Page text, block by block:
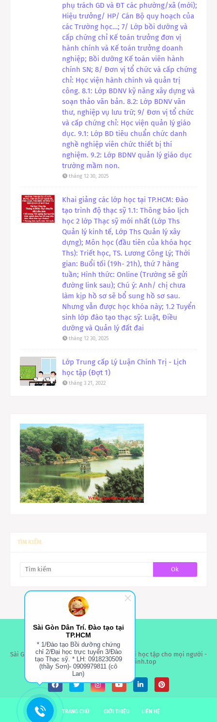
phụ trách GD và ĐT các phường/xã (mới);
Hiệu trưởng/ HP/ Cán Bộ quy hoạch của
các Trường học…; 7/ Lớp bồi dưỡng và
cấp chứng chỉ Kế toán trưởng đơn vị
hành chính và Kế toán trưởng doanh
nghiệp; Bồi dưỡng Kế toán viên hành
chính SN; 8/ Đơn vị tổ chức và cấp chứng
chỉ: Học viện hành chính và quản trị
công. 8.1: Lớp BDNV kỹ năng xây dựng và
soạn thảo văn bản. 8.2: Lớp BDNV văn
thư, nghiệp vụ lưu trữ; 9/ Đơn vị tổ chức
và cấp chứng chỉ: Học viện quản lý giáo
dục. 9.1: Lớp BD tiêu chuẩn chức danh
nghề nghiệp viên chức thiết bị thí
nghiệm. 9.2: Lớp BDNV quản lý giáo dục
trường mầm non.
tháng 12 30, 2025
Khai giảng các lớp học tại TP.HCM: Đào
tạo trình độ thạc sỹ 1.1: Thông báo lịch
học 2 lớp Thạc sỹ mới nhất (Lớp Ths
Quản lý kinh tế, Lớp Ths Quản lý xây
dựng); Môn học (đầu tiên của khóa học
Ths): Triết học, TS. Lương Công Lý; Thời
gian: Buổi tối (19h- 21h), thứ 7 hàng
tuần; Hình thức: Online (Trường sẽ gửi
đường link sau); Chú ý: Anh/ chị chưa
làm kịp hồ sơ sẽ bổ sung hồ sơ sau.
Nhưng vẫn được học khóa này; 1.2 Tuyển
sinh lớp đào tạo thạc sỹ: Luật, Điều
dưỡng và Quản lý đất đai
tháng 12 30, 2025
Lớp Trung cấp Lý Luận Chính Trị - Lịch
học tập (Đợt 1)
tháng 3 21, 2022
TÌM KIẾM
Sài Gòn Dân Trí - Đào Tạo Tại TPHCM- Cơ hội học tập cho mọi người -
Website: thongbaotuyensinh.top
TRANG CHỦ GIỚI THIỆU LIÊN HỆ
Sài Gòn Dân Trí. Đào tạo tại
TP.HCM
* 1/Đào tạo Bồi dưỡng chứng
chỉ 2/Đại học trực tuyến 3/Đào
tạo Thạc sỹ. * LH: 0918230509
(thầy Sơn)- 0909979811 (cô
Lan)